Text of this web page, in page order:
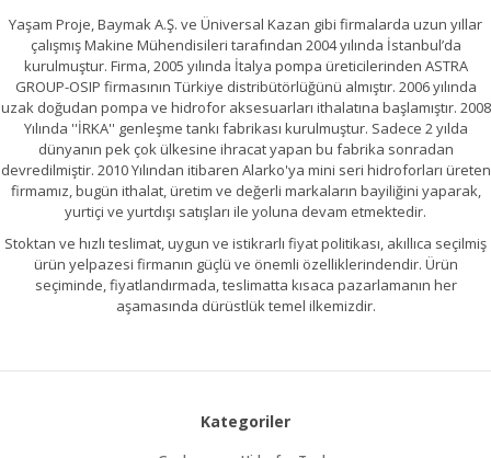
Yaşam Proje, Baymak A.Ş. ve Üniversal Kazan gibi firmalarda uzun yıllar
çalışmış Makine Mühendisileri tarafından 2004 yılında İstanbul’da
kurulmuştur. Firma, 2005 yılında İtalya pompa üreticilerinden ASTRA
GROUP-OSIP firmasının Türkiye distribütörlüğünü almıştır. 2006 yılında
uzak doğudan pompa ve hidrofor aksesuarları ithalatına başlamıştır. 2008
Yılında ''İRKA'' genleşme tankı fabrikası kurulmuştur. Sadece 2 yılda
dünyanın pek çok ülkesine ihracat yapan bu fabrika sonradan
devredilmiştir. 2010 Yılından itibaren Alarko'ya mini seri hidroforları üreten
firmamız, bugün ithalat, üretim ve değerli markaların bayiliğini yaparak,
yurtiçi ve yurtdışı satışları ile yoluna devam etmektedir.
Stoktan ve hızlı teslimat, uygun ve istikrarlı fiyat politikası, akıllıca seçilmiş
ürün yelpazesi firmanın güçlü ve önemli özelliklerindendir. Ürün
seçiminde, fiyatlandırmada, teslimatta kısaca pazarlamanın her
aşamasında dürüstlük temel ilkemizdir.
Kategoriler